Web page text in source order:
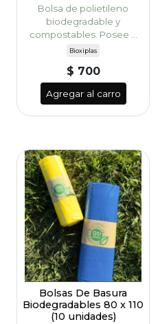
Bolsa de polietileno
biodegradable y
compostables. Posee ...
Bioxiplas
$ 700
Agregar al carro
Bolsas De Basura
Biodegradables 80 x 110
(10 unidades)